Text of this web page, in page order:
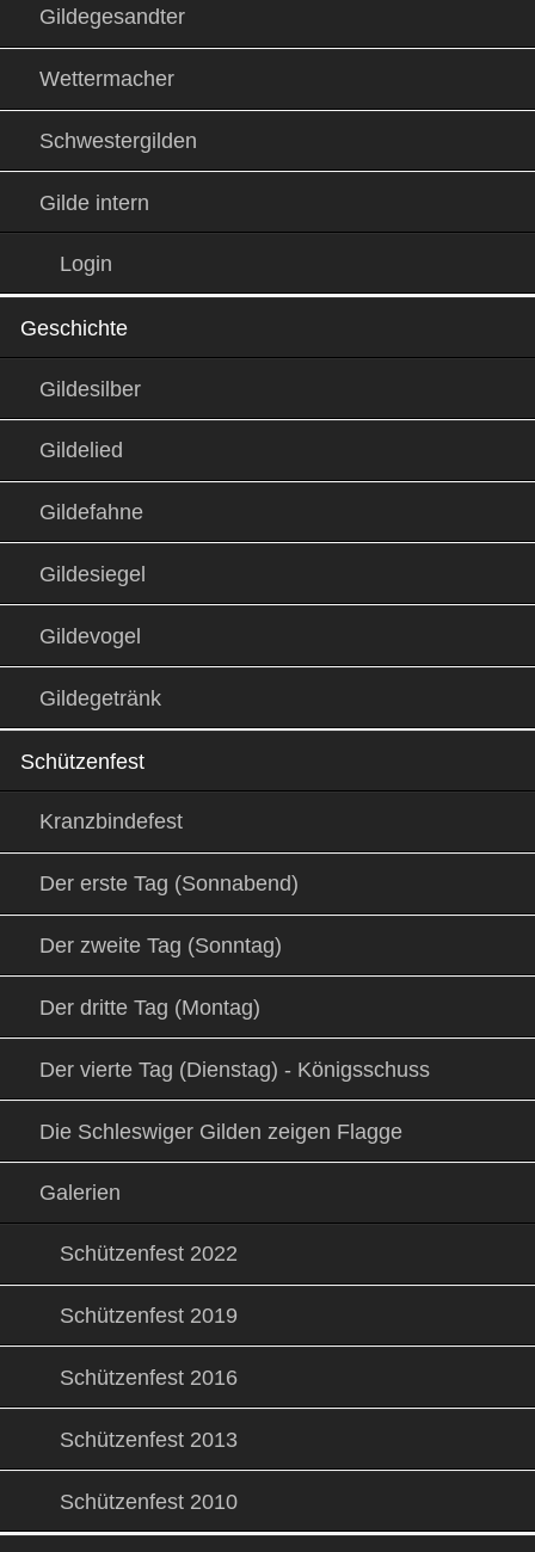
Gildegesandter
Wettermacher
Schwestergilden
Gilde intern
Login
Geschichte
Gildesilber
Gildelied
Gildefahne
Gildesiegel
Gildevogel
Gildegetränk
Schützenfest
Kranzbindefest
Der erste Tag (Sonnabend)
Der zweite Tag (Sonntag)
Der dritte Tag (Montag)
Der vierte Tag (Dienstag) - Königsschuss
Die Schleswiger Gilden zeigen Flagge
Galerien
Schützenfest 2022
Schützenfest 2019
Schützenfest 2016
Schützenfest 2013
Schützenfest 2010